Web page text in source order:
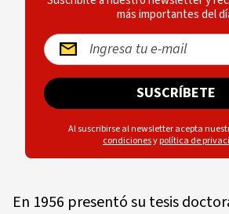
más importantes del
SUSCRÍBETE
Al suscribirse al newsletter acepta
condicionesypolítica de
En 1956 presentó su tesis